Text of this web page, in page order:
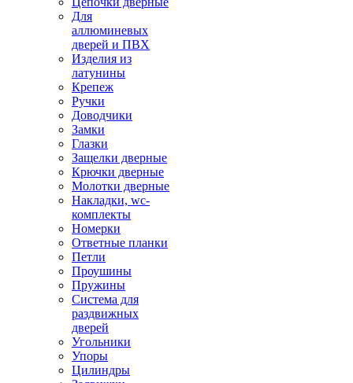
Для
аллюминевых
дверей и ПВХ
Изделия из
латунины
Крепеж
Ручки
Доводчики
Замки
Глазки
Защелки дверные
Крючки дверные
Молотки дверные
Накладки, wc-
комплекты
Номерки
Ответные планки
Петли
Проушины
Пружины
Система для
раздвижных
дверей
Угольники
Упоры
Цилиндры